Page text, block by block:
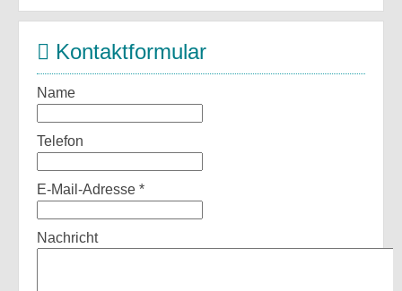
Kontaktformular
Name
Telefon
E-Mail-Adresse *
Nachricht